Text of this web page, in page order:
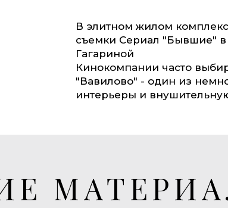
В элитном жилом
съемки Сериал "Бывшие" в
Гагариной
Кинокомпании часто
"Вавилово" - один из
интерьеры и